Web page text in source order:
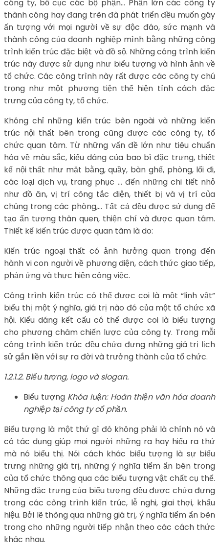
công ty, bố cục các bộ phận… Phần lớn các công ty
thành công hay đang trên đà phát triển đều muốn gây
ấn tượng với mọi người về sự độc đáo, sức mạnh và
thành công của doanh nghiệp mình bằng những công
trình kiến trúc đặc biệt và đồ sộ. Những công trình kiến
trúc này được sử dụng như biểu tượng và hình ảnh về
tổ chức. Các công trình này rất được các công ty chú
trọng như một phương tiện thể hiện tính cách đặc
trưng của công ty, tổ chức.
Không chỉ những kiến trúc bên ngoài và những kiến
trúc nội thất bên trong cũng được các công ty, tổ
chức quan tâm. Từ những vấn đề lớn như tiêu chuẩn
hóa về màu sắc, kiểu dáng của bao bì đặc trưng, thiết
kế nội thất như mặt bằng, quầy, bàn ghế, phòng, lối đi,
các loại dịch vụ, trang phục … đến những chi tiết nhỏ
như đồ ăn, vị trí công tắc điện, thiết bị và vị trí của
chúng trong các phòng,… Tất cả đều được sử dụng để
tạo ấn tượng thân quen, thiện chí và được quan tâm.
Thiết kế kiến trúc được quan tâm là do:
Kiến trúc ngoại thất có ảnh hưởng quan trọng đến
hành vi con người về phương diện, cách thức giao tiếp,
phản ứng và thực hiện công việc.
Công trình kiến trúc có thể được coi là một “linh vật”
biểu thị một ý nghĩa, giá trị nào đó của một tổ chức xã
hội. Kiểu dáng kết cấu có thể được coi là biểu tượng
cho phương châm chiến lược của công ty. Trong mỗi
công trình kiến trúc đều chứa đựng những giá trị lịch
sử gắn liền với sự ra đời và trưởng thành của tổ chức.
1.2.1.2. Biểu tượng, logo và slogan.
Biểu tượng Khóa luận: Hoàn thiện văn hóa doanh
nghiệp tại công ty cổ phần.
Biểu tượng là một thứ gì đó không phải là chính nó và
có tác dụng giúp mọi người những ra hay hiểu ra thứ
mà nó biểu thị. Nói cách khác biểu tượng là sự biểu
trưng những giá trị, những ý nghĩa tiểm ẩn bên trong
của tổ chức thông qua các biểu tượng vật chất cụ thể.
Những đặc trưng của biểu tượng đều được chứa đựng
trong các công trình kiến trúc, lễ nghi, giai thợi, khẩu
hiệu. Bởi lẽ thông qua những giá trị, ý nghĩa tiểm ẩn bên
trong cho những người tiếp nhận theo các cách thức
khác nhau.